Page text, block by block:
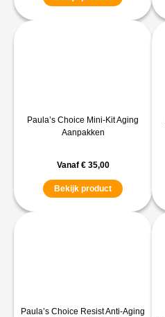
Paula’s Choice Mini-Kit Aging
Aanpakken
Vanaf €35,00
Bekijk product
Paula’s Choice Resist Anti-Aging